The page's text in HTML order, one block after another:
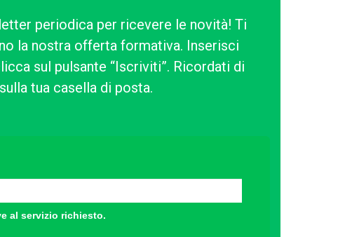
periodica per ricevere le novità! Ti
la nostra offerta formativa. Inserisci
sul pulsante “Iscriviti”. Ricordati di
tua casella di posta.
al servizio richiesto.